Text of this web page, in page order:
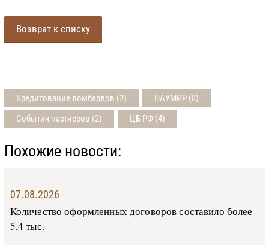
Возврат к списку
Кредитование ломбардов (2)
НАУМИР (8)
События партнеров (2)
ЦБ РФ (4)
Похожие новости:
07.08.2026
Количество оформленных договоров составило более
5,4 тыс.